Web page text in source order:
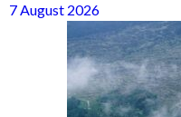
7 August 2026